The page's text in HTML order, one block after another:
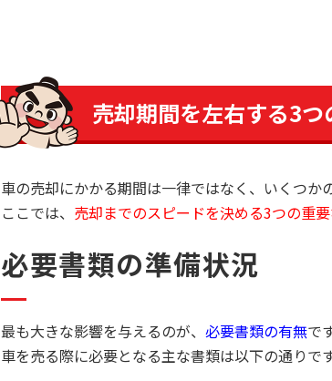
売却期間を左右する3つ
車の売却にかかる期間は一律ではなく、いくつか
ここでは、 売却までのスピードを決める3つの重
必要書類の準備状況
最も大きな影響を与えるのが、 必要書類の有無で
車を売る際に必要となる主な書類は以下の通りで